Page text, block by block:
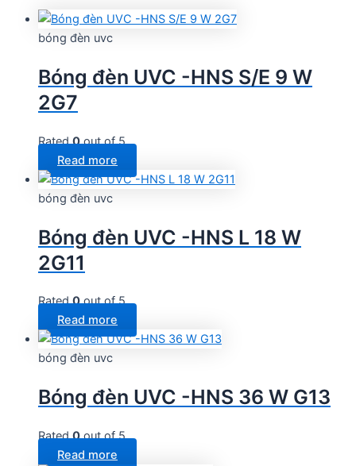
bóng đèn uvc
Bóng đèn UVC -HNS S/E 9 W
2G7
Rated0out of 5
Read more
bóng đèn uvc
Bóng đèn UVC -HNS L 18 W
2G11
Rated0out of 5
Read more
bóng đèn uvc
Bóng đèn UVC -HNS 36 W G13
Rated0out of 5
Read more